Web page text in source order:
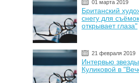
01 марта 2019
Британский
снегу для
открывает глаза"
21 февраля 2019
Интервью
Куликовой в